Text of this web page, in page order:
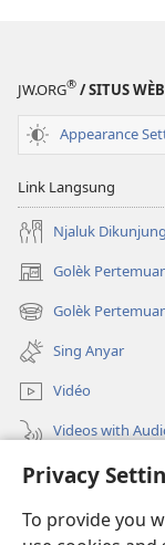
Privacy
To provide you
JW.ORG® / SITUS
Appearance
Link Langsung
Njaluk
Golèk
(opens
new
window)
Golèk
(opens
new
window)
Sing Anyar
Vidéo
Videos with
Golèk JW.ORG
Sumbangan
(opens